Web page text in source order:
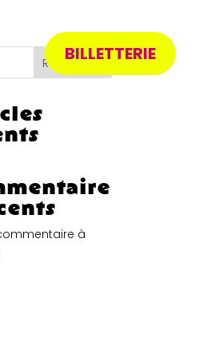
BILLETTERIE
Recherche
à